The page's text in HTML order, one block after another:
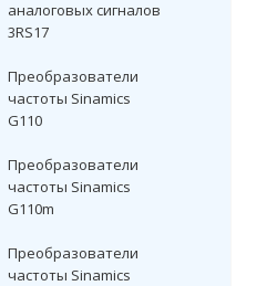
аналоговых сигналов
3RS17
Преобразователи
частоты Sinamics
G110
Преобразователи
частоты Sinamics
G110m
Преобразователи
частоты Sinamics